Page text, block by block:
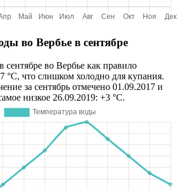
во Вербье в сентябре
сентябре во Вербье как правило
°C, что слишком холодно для купания.
за сентябрь отмечено 01.09.2017 и
низкое 26.09.2019: +3 °C.